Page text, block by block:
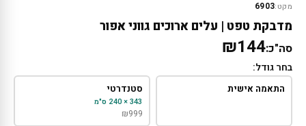
מקט:6903
מדבקת טפט | עלים ארוכים גווני אפור
סה"כ:₪144
בחר גודל:
התאמה אישית סטנדרטי
343 × 240 ס"מ
₪999